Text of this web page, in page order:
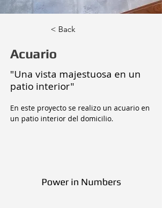
< Back
Acuario
"Una vista majestuosa en un
patio interior"
En este proyecto se realizo un acuario en
un patio interior del domicilio.
Power in Numbers